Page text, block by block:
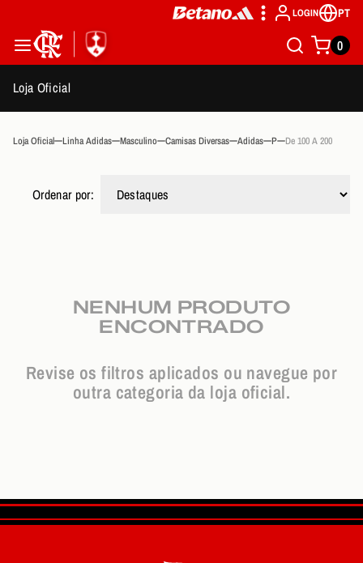
LOGIN PT
0
Loja Oficial
Loja Oficial Linha Adidas Masculino Camisas Diversas Adidas P De 100 A 200
Ordenar por:
NENHUM PRODUTO
ENCONTRADO
Revise os filtros aplicados ou navegue por
outra categoria da loja oficial.